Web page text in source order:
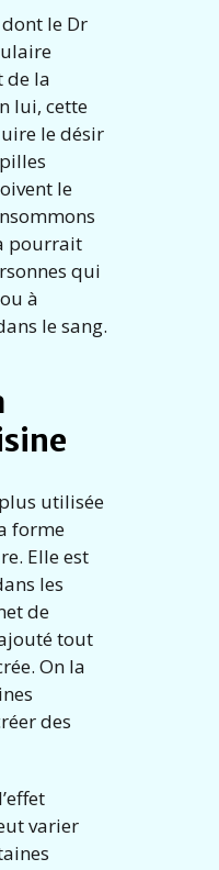
le Dr
de la
lui, cette
le désir
le
pourrait
qui
à
le sang.
utilisée
forme
Elle est
les
de
tout
On la
des
varier